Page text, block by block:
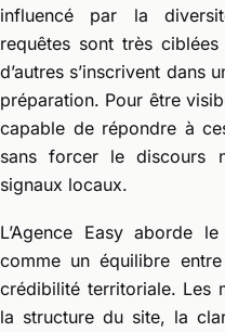
influencé par la
requêtes sont très
d’autres s’inscrivent dans
préparation. Pour être
capable de répondre à
sans forcer le discours
signaux locaux.
L’Agence Easy aborde
comme un équilibre
crédibilité territoriale. Les
la structure du site, la